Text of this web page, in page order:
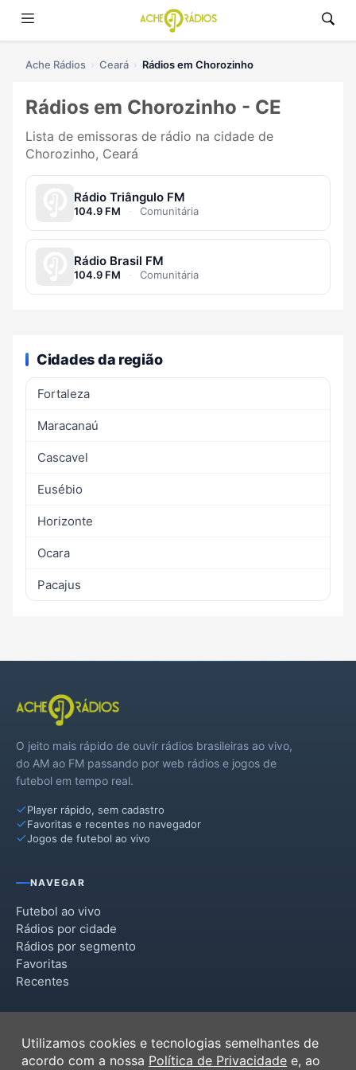
Ache Rádios Ceará Rádios em Chorozinho
Rádios em Chorozinho - CE
Lista de emissoras de rádio na cidade de
Chorozinho, Ceará
Rádio Triângulo FM
104.9 FM · Comunitária
Rádio Brasil FM
104.9 FM · Comunitária
Cidades da região
Fortaleza
Maracanaú
Cascavel
Eusébio
Horizonte
Ocara
Pacajus
O jeito mais rápido de ouvir rádios brasileiras ao vivo,
do AM ao FM passando por web rádios e jogos de
futebol em tempo real.
Player rápido, sem cadastro
Favoritas e recentes no navegador
Jogos de futebol ao vivo
NAVEGAR
Futebol ao vivo
Rádios por cidade
Rádios por segmento
Favoritas
Recentes
Termos de Uso
Utilizamos cookies e tecnologias semelhantes de
acordo com a nossa Política de Privacidade e, ao